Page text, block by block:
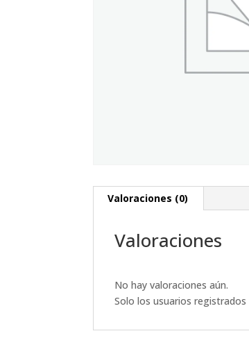
Valoraciones (0)
Valoraciones
No hay valoraciones aún.
Solo los usuarios